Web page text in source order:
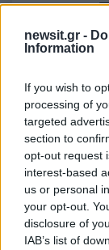
newsit.gr -
Information
If you wish to
processing of
targeted
section to
opt-out request
interest-based
us or personal
your opt-out.
disclosure of
IAB’s list of
Όροι Χρήσης. Το
Πολιτική